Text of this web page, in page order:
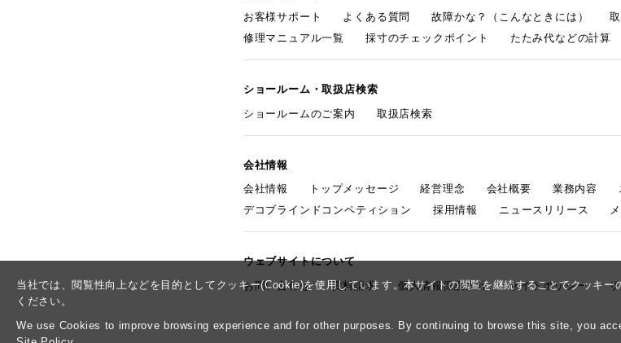
当社では、閲覧性向上などを目的としてクッキー(Cookie)を使用しています。本サイトの閲覧を継続することでクッキ
ください。
We use Cookies to improve browsing experience and for other purposes. By continuing to browse this site, you
お客様サポート
よくある質問 故障かな？（こんなときには）
修理マニュアル一覧
採寸のチェックポイント たたみ代などの計算
ショールーム・取扱店検索
ショールームのご案内
取扱店検索
会社情報
会社情報
トップメッセージ 経営理念 会社概要 業務内容
デコブラインドコンペティション
採用情報 ニュースリリース
ウェブサイトについて
お問い合わせ
資料請求 個人情報保護方針 サイトポリシー